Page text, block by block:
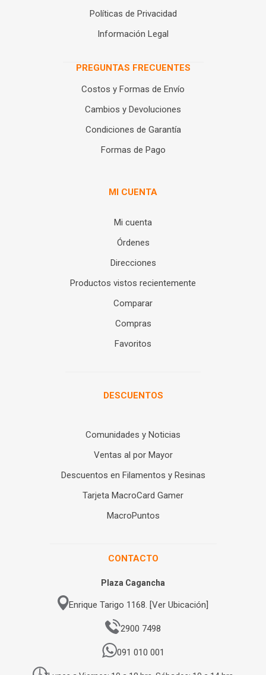
Políticas de Privacidad
Información Legal
PREGUNTAS FRECUENTES
Costos y Formas de Envío
Cambios y Devoluciones
Condiciones de Garantía
Formas de Pago
MI CUENTA
Mi cuenta
Órdenes
Direcciones
Productos vistos recientemente
Comparar
Compras
Favoritos
DESCUENTOS
Comunidades y Noticias
Ventas al por Mayor
Descuentos en Filamentos y Resinas
Tarjeta MacroCard Gamer
MacroPuntos
CONTACTO
Plaza Cagancha
Enrique Tarigo 1168. [Ver Ubicación]
2900 7498
091 010 001